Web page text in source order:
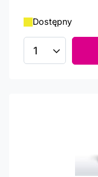
Dostępny
Ilość produktów